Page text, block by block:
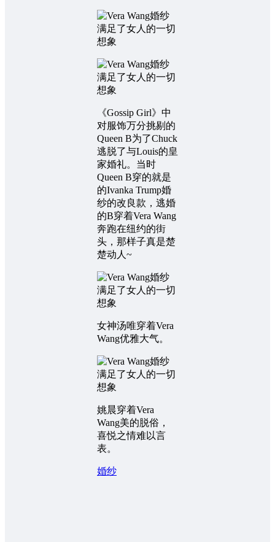
《Gossip Girl》中
对服饰万分挑剔的
Queen B为了Chuck
逃脱了与Louis的皇
家婚礼。当时
Queen B穿的就是
的Ivanka Trump婚
纱的改良款，逃婚
的B穿着Vera Wang
奔跑在纽约的街
头，那样子真是楚
楚动人~
女神汤唯穿着Vera
Wang优雅大气。
姚晨穿着Vera
Wang美的脱俗，
喜悦之情难以言
表。
婚纱